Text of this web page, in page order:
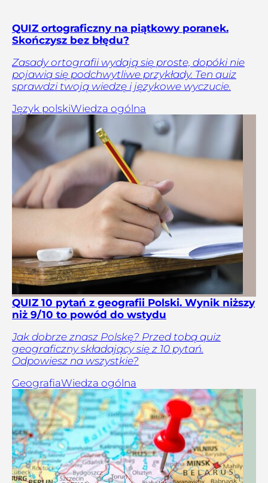
QUIZ ortograficzny na piątkowy poranek.
Skończysz bez błędu?
Zasady ortografii wydają się proste, dopóki nie
pojawią się podchwytliwe przykłady. Ten quiz
sprawdzi twoją wiedzę i językowe wyczucie.
Język polskiWiedza ogólna
QUIZ 10 pytań z geografii Polski. Wynik niższy
niż 9/10 to powód do wstydu
Jak dobrze znasz Polskę? Przed tobą quiz
geograficzny składający się z 10 pytań.
Odpowiesz na wszystkie?
GeografiaWiedza ogólna